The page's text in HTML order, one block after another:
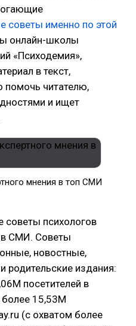
советы именно по этой
онлайн-школы
«Психодемия»,
в текст,
помочь читателю,
и ищет
мнения в топ СМИ
советы психологов
в СМИ. Советы
новостные,
родительские издания:
посетителей в
более 15,53М
(с охватом более